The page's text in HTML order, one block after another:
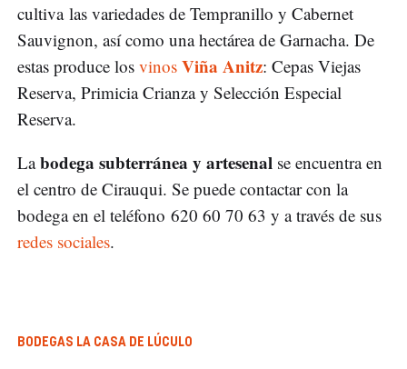
cultiva las variedades de Tempranillo y Cabernet
Sauvignon, así como una hectárea de Garnacha. De
estas produce los vinos Viña Anitz: Cepas Viejas
Reserva, Primicia Crianza y Selección Especial
Reserva.
Labodega subterránea y artesenal se encuentra en
el centro de Cirauqui. Se puede contactar con la
bodega en el teléfono 620 60 70 63 y a través de sus
redes sociales.
BODEGAS LA CASA DE LÚCULO